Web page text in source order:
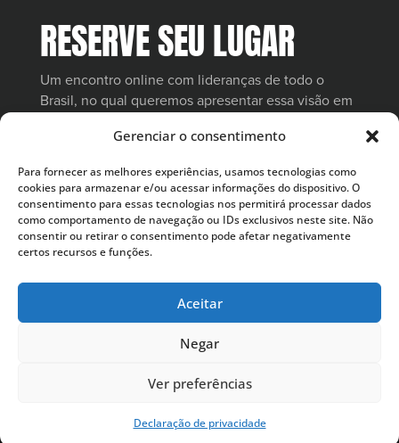
Gerenciar o consentimento
Para fornecer as melhores experiências, usamos tecnologias como
cookies para armazenar e/ou acessar informações do dispositivo. O
consentimento para essas tecnologias nos permitirá processar dados
como comportamento de navegação ou IDs exclusivos neste site. Não
consentir ou retirar o consentimento pode afetar negativamente
certos recursos e funções.
Aceitar
Negar
Ver preferências
Declaração de privacidade
RESERVE SEU LUGAR
Um encontro online com lideranças de todo o
Brasil, no qual queremos apresentar essa visão em
materiais, recursos e comunicações estratégicas
QUERO PARTICIPAR